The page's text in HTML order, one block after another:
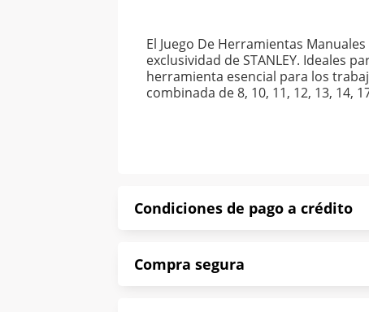
El Juego De Herramientas
exclusividad de STANLEY. Ideales
herramienta esencial para los
combinada de 8, 10, 11, 12, 13, 14,
Condiciones de pago a crédito
Compra segura